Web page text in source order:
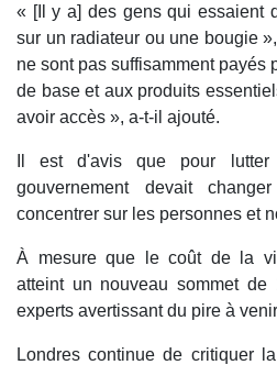
« [Il y a] des gens qui essaient
sur un radiateur ou une bougie
ne sont pas suffisamment payés
de base et aux produits
avoir accès », a-t-il ajouté.
Il est d'avis que pour
gouvernement devait
concentrer sur les personnes et
À mesure que le coût de la
atteint un nouveau sommet
experts avertissant du pire à
Londres continue de critiquer